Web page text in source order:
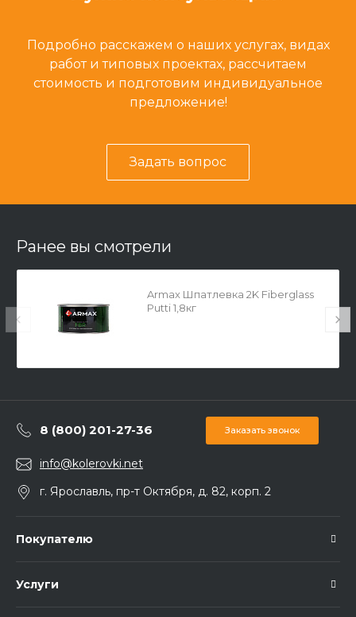
Подробно расскажем о наших услугах, видах
работ и типовых проектах, рассчитаем
стоимость и подготовим индивидуальное
предложение!
Задать вопрос
Ранее вы смотрели
Armax Шпатлевка 2K Fiberglass
Putti 1,8кг
8 (800) 201-27-36 Заказать звонок
info@kolerovki.net
г. Ярославль, пр-т Октября, д. 82, корп. 2
Покупателю
Услуги